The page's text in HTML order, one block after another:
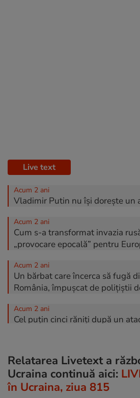
Live text
Acum 2 ani
Vladimir Putin nu își dorește un
Acum 2 ani
Cum s-a transformat invazia
„provocare epocală” pentru
Acum 2 ani
Un bărbat care încerca să fugă
România, împușcat de polițiștii
Acum 2 ani
Cel puțin cinci răniți după un
Acum 2 ani
Bombardamente la Harkov și la
morți
Relatarea Livetext a
Ucraina continuă aici:
în Ucraina, ziua 815